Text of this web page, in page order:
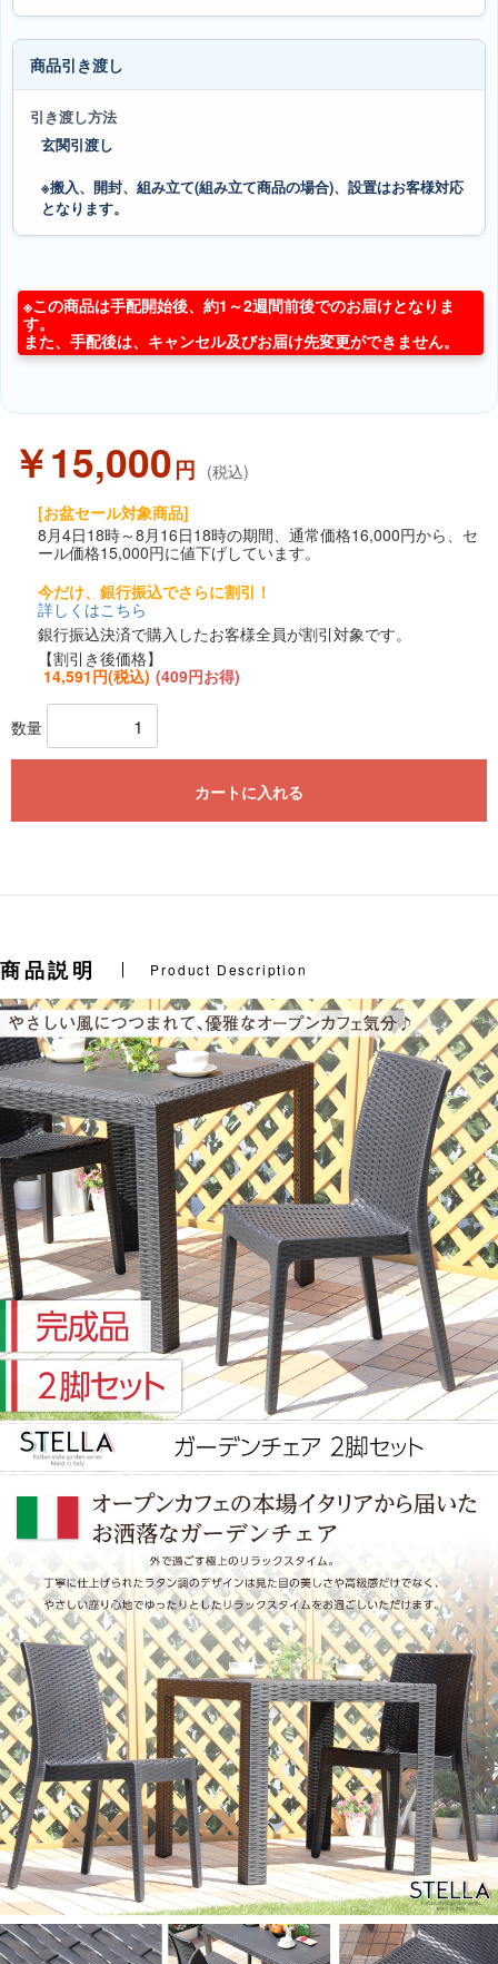
商品引き渡し
引き渡し方法
玄関引渡し
※搬入、開封、組み立て(組み立て商品の場合)、設置はお客様対応
となります。
※この商品は手配開始後、約1～2週間前後でのお届けとなりま
す。
また、手配後は、キャンセル及びお届け先変更ができません。
￥15,000円 (税込)
[お盆セール対象商品]
8月4日18時～8月16日18時の期間、通常価格16,000円から、セ
ール価格15,000円に値下げしています。
今だけ、銀行振込でさらに割引！
詳しくはこちら
銀行振込決済で購入したお客様全員が割引対象です。
【割引き後価格】
14,591円(税込) (409円お得)
数量
カートに入れる
商品説明 Product Description